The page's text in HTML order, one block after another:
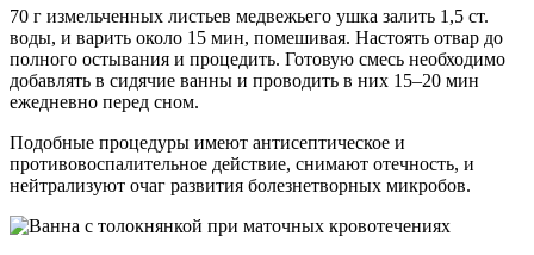
70 г измельченных листьев медвежьего ушка залить 1,5 ст.
воды, и варить около 15 мин, помешивая. Настоять отвар до
полного остывания и процедить. Готовую смесь необходимо
добавлять в сидячие ванны и проводить в них 15–20 мин
ежедневно перед сном.
Подобные процедуры имеют антисептическое и
противовоспалительное действие, снимают отечность, и
нейтрализуют очаг развития болезнетворных микробов.